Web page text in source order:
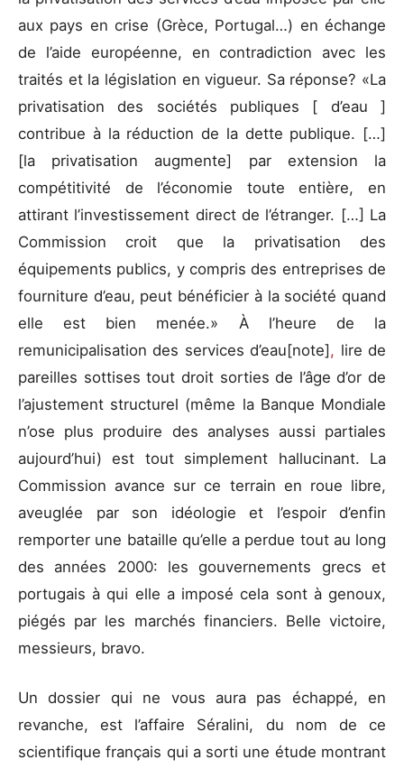
aux pays en crise (Grèce, Portugal…) en échange
de l’aide européenne, en contradiction avec les
traités et la législation en vigueur. Sa réponse? «La
privatisation des sociétés publiques [ d’eau ]
contribue à la réduction de la dette publique. […]
[la privatisation augmente] par extension la
compétitivité de l’économie toute entière, en
attirant l’investissement direct de l’étranger. […] La
Commission croit que la privatisation des
équipements publics, y compris des entreprises de
fourniture d’eau, peut bénéficier à la société quand
elle est bien menée.» À l’heure de la
remunicipalisation des services d’eau[note], lire de
pareilles sottises tout droit sorties de l’âge d’or de
l’ajustement structurel (même la Banque Mondiale
n’ose plus produire des analyses aussi partiales
aujourd’hui) est tout simplement hallucinant. La
Commission avance sur ce terrain en roue libre,
aveuglée par son idéologie et l’espoir d’enfin
remporter une bataille qu’elle a perdue tout au long
des années 2000: les gouvernements grecs et
portugais à qui elle a imposé cela sont à genoux,
piégés par les marchés financiers. Belle victoire,
messieurs, bravo.
Un dossier qui ne vous aura pas échappé, en
revanche, est l’affaire Séralini, du nom de ce
scientifique français qui a sorti une étude montrant